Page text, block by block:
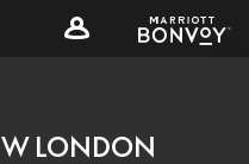
W LONDON